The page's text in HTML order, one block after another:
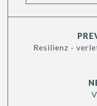
Resilienz -